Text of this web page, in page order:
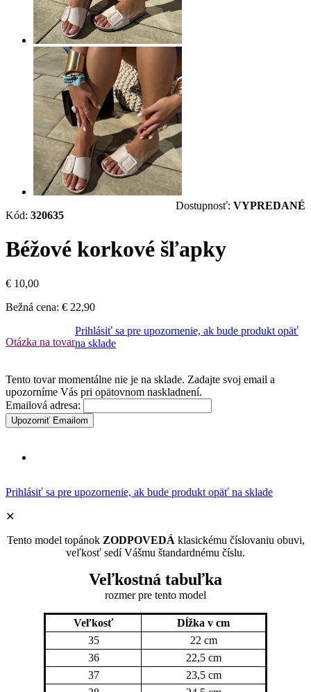
Kód: 320635
Dostupnosť: VYPREDANÉ
Béžové korkové šľapky
€ 10,00
Bežná cena: € 22,90
Otázka na tovar
Prihlásiť sa pre upozornenie, ak bude produkt opäť
na sklade
Tento tovar momentálne nie je na sklade. Zadajte svoj email a
upozorníme Vás pri opätovnom naskladnení.
Emailová adresa:
Upozorniť Emailom
Prihlásiť sa pre upozornenie, ak bude produkt opäť na sklade
✕
Tento model topánok ZODPOVEDÁ klasickému číslovaniu obuvi,
veľkosť sedí Vášmu štandardnému číslu.
Veľkostná tabuľka
rozmer pre tento model
Veľkosť
Dĺžka v cm
35
22 cm
36
22,5 cm
37
23,5 cm